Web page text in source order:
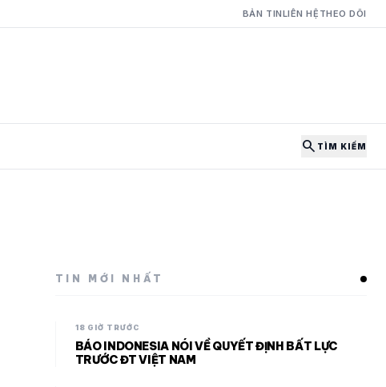
BẢN TINLIÊN HỆ THEO DÕI
search TÌM KIẾM
TIN MỚI NHẤT
18 GIỜ TRƯỚC
BÁO INDONESIA NÓI VỀ QUYẾT ĐỊNH BẤT LỰC
TRƯỚC ĐT VIỆT NAM